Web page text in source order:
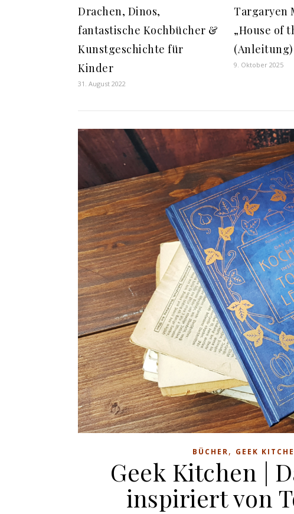
Drachen, Dinos,
fantastische Kochbücher &
Kunstgeschichte für
Kinder
31. August 2022
Targaryen
„House of
(Anleitung)
9. Oktober 2025
BÜCHER, GEEK
Geek Kitchen |
inspiriert von